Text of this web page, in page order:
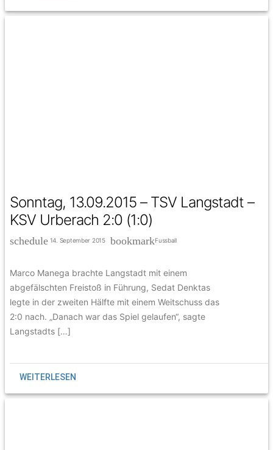
Sonntag, 13.09.2015 – TSV Langstadt –
KSV Urberach 2:0 (1:0)
schedule 14. September 2015bookmarkFussball
Marco Manega brachte Langstadt mit einem
abgefälschten Freistoß in Führung, Sedat Denktas
legte in der zweiten Hälfte mit einem Weitschuss das
2:0 nach. „Danach war das Spiel gelaufen“, sagte
Langstadts […]
WEITERLESEN